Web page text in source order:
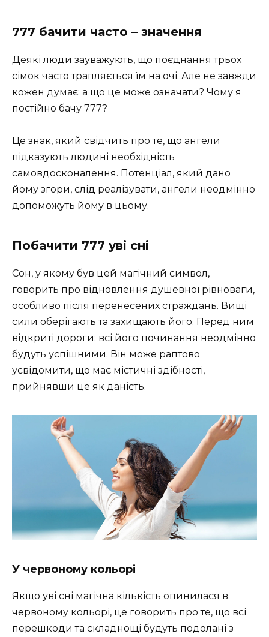
777 бачити часто – значення
Деякі люди зауважують, що поєднання трьох
сімок часто трапляється їм на очі. Але не завжди
кожен думає: а що це може означати? Чому я
постійно бачу 777?
Це знак, який свідчить про те, що ангели
підказують людині необхідність
самовдосконалення. Потенціал, який дано
йому згори, слід реалізувати, ангели неодмінно
допоможуть йому в цьому.
Побачити 777 уві сні
Сон, у якому був цей магічний символ,
говорить про відновлення душевної рівноваги,
особливо після перенесених страждань. Вищі
сили оберігають та захищають його. Перед ним
відкриті дороги: всі його починання неодмінно
будуть успішними. Він може раптово
усвідомити, що має містичні здібності,
прийнявши це як даність.
У червоному кольорі
Якщо уві сні магічна кількість опинилася в
червоному кольорі, це говорить про те, що всі
перешкоди та складнощі будуть подолані з